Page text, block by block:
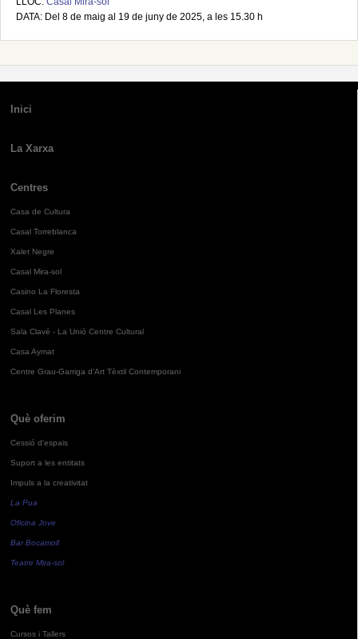
DATA: Del 8 de maig al 19 de juny de 2025, a les 15.30 h
Inici
La Xarxa
Centres
Casa de Cultura
Casal Torreblanca
Xalet Negre
Casal Mira-sol
Casino La Floresta
Casal Les Planes
Sala Clavé - La Unió Centre Cultural
Casa Aymat
Centre Grau-Garriga d'Art Tèxtil Contemporani
Què oferim
Cessió d'espais
Suport a les entitats
Impuls a la creativitat
La Pua
Oficina Jove
Bar Bocamoll
Teatre Mira-sol
Què fem
Cursos i Tallers